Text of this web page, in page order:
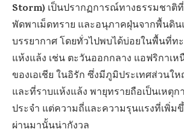
Storm) เป็นปรากฏการณ์ทางธรรมชาติ
พัดพาเม็ดทราย และอนุภาคฝุ่นจากพื้นดิ
บรรยากาศ โดยทั่วไปพบได้บ่อยในพื้นที่ท
แห้งแล้ง เช่น ตะวันออกกลาง แอฟริกาเ
ของเอเชีย ในอิรัก ซึ่งมีภูมิประเทศส่วนใ
และที่ราบแห้งแล้ง พายุทรายถือเป็นเหตุ
ประจำ แต่ความถี่และความรุนแรงที่เพิ่ม
ผ่านมานั้นน่ากังวล